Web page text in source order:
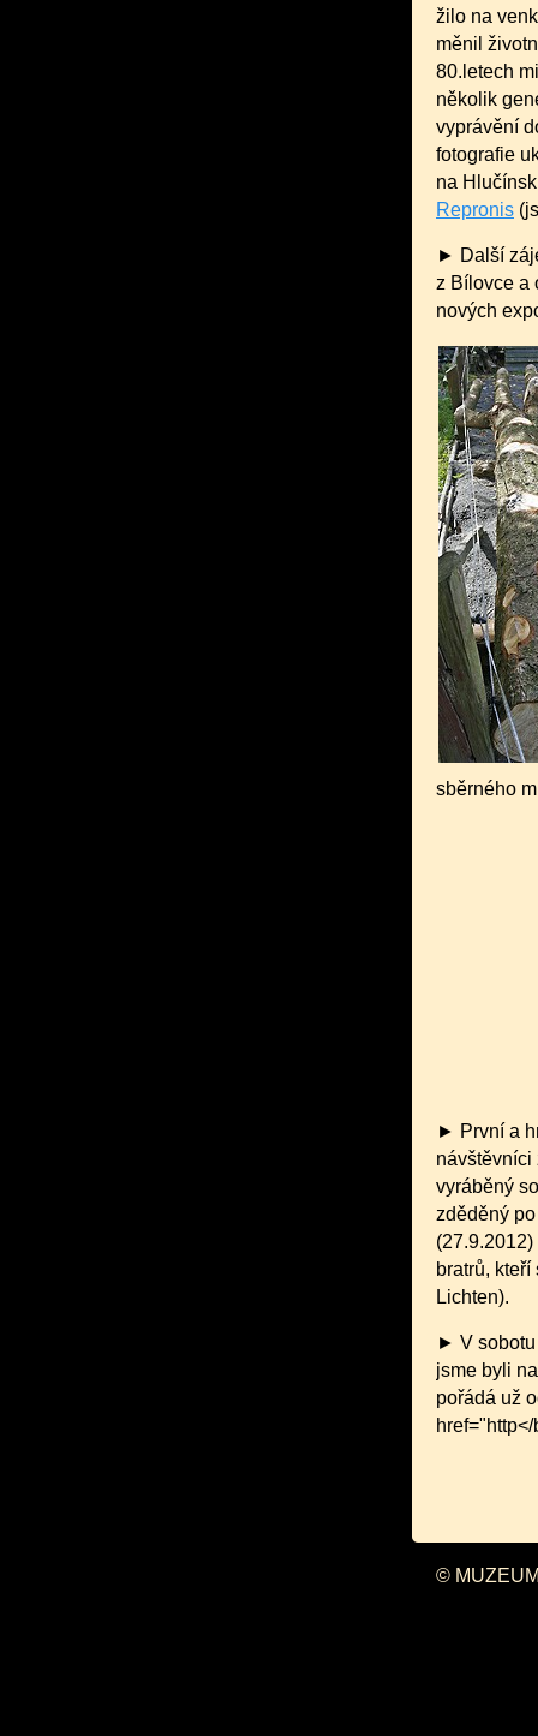
žilo na
měnil
80.letech
několik
vyprávění
fotografie
na
Repronis
► Další
z Bílovce a
nových
sběrného
► První a
návštěvníci
vyráběný
zděděný
bratrů,
Lichten).
► V sobotu
jsme byli
pořádá už
©